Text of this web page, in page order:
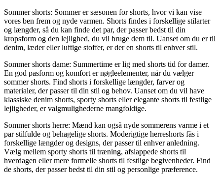
Sommer shorts: Sommer er sæsonen for shorts, hvor vi kan vise
vores ben frem og nyde varmen. Shorts findes i forskellige stilarter
og længder, så du kan finde det par, der passer bedst til din
kropsform og den lejlighed, du vil bruge dem til. Uanset om du er til
denim, læder eller luftige stoffer, er der en shorts til enhver stil.
Sommer shorts dame: Summertime er lig med shorts tid for damer.
En god pasform og komfort er nøgleelementer, når du vælger
sommer shorts. Find shorts i forskellige længder, farver og
materialer, der passer til din stil og behov. Uanset om du vil have
klassiske denim shorts, sporty shorts eller elegante shorts til festlige
lejligheder, er valgmulighederne mangfoldige.
Sommer shorts herre: Mænd kan også nyde sommerens varme i et
par stilfulde og behagelige shorts. Moderigtige herreshorts fås i
forskellige længder og designs, der passer til enhver anledning.
Vælg mellem sporty shorts til træning, afslappede shorts til
hverdagen eller mere formelle shorts til festlige begivenheder. Find
de shorts, der passer bedst til din stil og personlige præference.